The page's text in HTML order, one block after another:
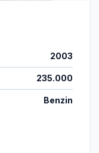
2003
235.000
Benzin